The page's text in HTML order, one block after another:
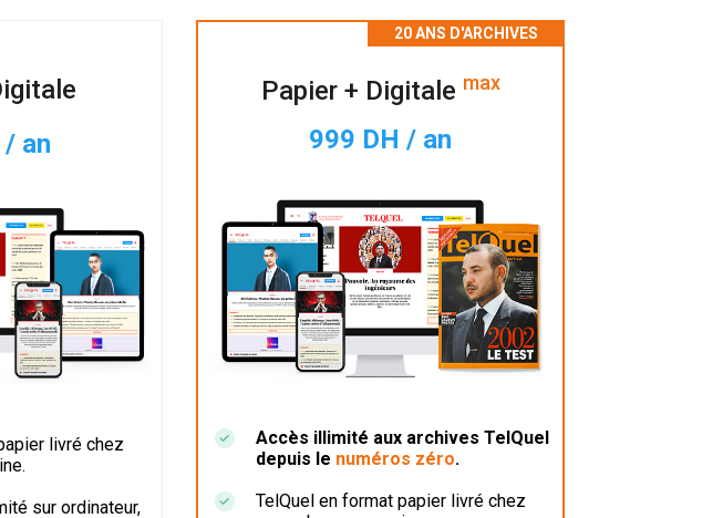
an
livré chez
sur ordinateur,
Papier + Digitale max
999 DH / an
Accès illimité aux archives TelQuel
depuis le numéros zéro.
TelQuel en format papier livré chez